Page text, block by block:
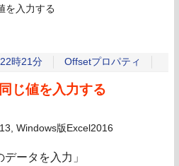
を入力する
時21分 Offsetプロパティ
じ値を入力する
Windows版Excel2016
データを入力」